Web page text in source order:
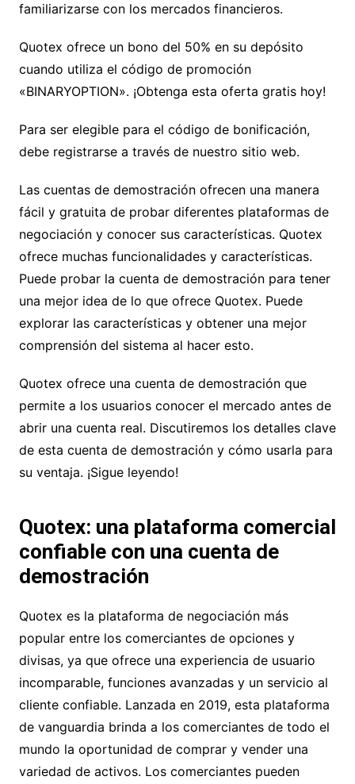
familiarizarse con los mercados financieros.
Quotex ofrece un bono del 50% en su depósito
cuando utiliza el código de promoción
«BINARYOPTION». ¡Obtenga esta oferta gratis hoy!
Para ser elegible para el código de bonificación,
debe registrarse a través de nuestro sitio web.
Las cuentas de demostración ofrecen una manera
fácil y gratuita de probar diferentes plataformas de
negociación y conocer sus características. Quotex
ofrece muchas funcionalidades y características.
Puede probar la cuenta de demostración para tener
una mejor idea de lo que ofrece Quotex. Puede
explorar las características y obtener una mejor
comprensión del sistema al hacer esto.
Quotex ofrece una cuenta de demostración que
permite a los usuarios conocer el mercado antes de
abrir una cuenta real. Discutiremos los detalles clave
de esta cuenta de demostración y cómo usarla para
su ventaja. ¡Sigue leyendo!
Quotex: una plataforma comercial
confiable con una cuenta de
demostración
Quotex es la plataforma de negociación más
popular entre los comerciantes de opciones y
divisas, ya que ofrece una experiencia de usuario
incomparable, funciones avanzadas y un servicio al
cliente confiable. Lanzada en 2019, esta plataforma
de vanguardia brinda a los comerciantes de todo el
mundo la oportunidad de comprar y vender una
variedad de activos. Los comerciantes pueden